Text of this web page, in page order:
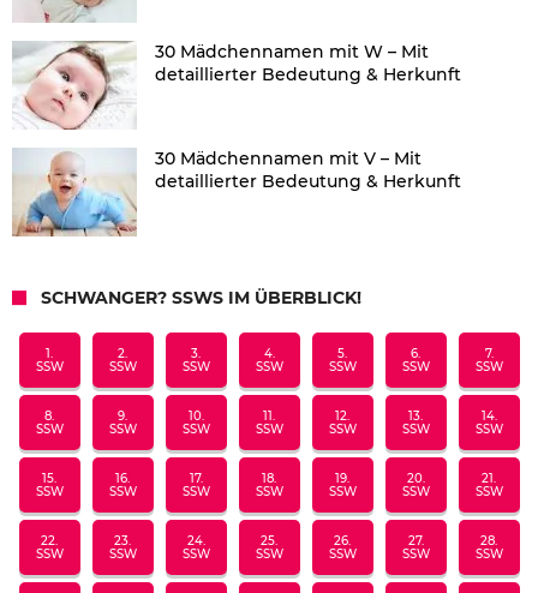
30 Mädchennamen mit W – Mit
detaillierter Bedeutung & Herkunft
30 Mädchennamen mit V – Mit
detaillierter Bedeutung & Herkunft
SCHWANGER? SSWS IM ÜBERBLICK!
1.
SSW
2.
SSW
3.
SSW
4.
SSW
5.
SSW
6.
SSW
7.
SSW
8.
SSW
9.
SSW
10.
SSW
11.
SSW
12.
SSW
13.
SSW
14.
SSW
15.
SSW
16.
SSW
17.
SSW
18.
SSW
19.
SSW
20.
SSW
21.
SSW
22.
SSW
23.
SSW
24.
SSW
25.
SSW
26.
SSW
27.
SSW
28.
SSW